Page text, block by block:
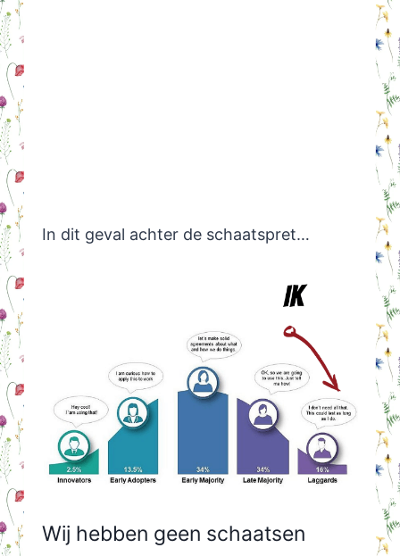
In dit geval achter de schaatspret…
Wij hebben geen schaatsen